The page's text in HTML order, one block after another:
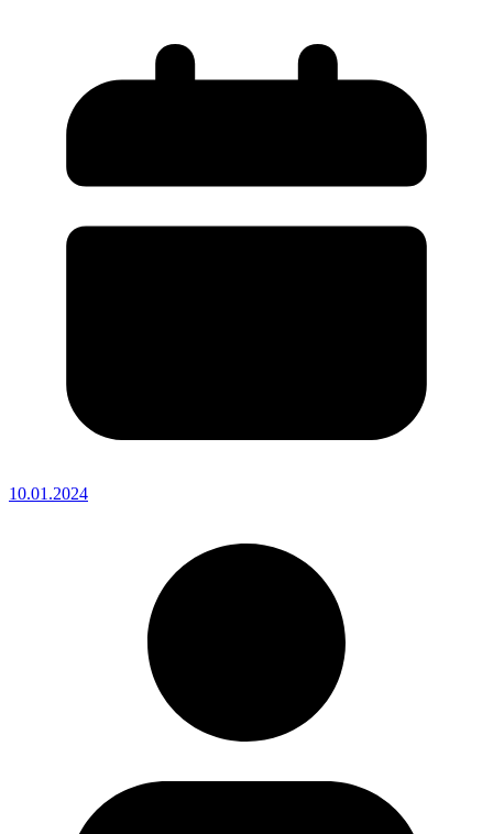
10.01.2024